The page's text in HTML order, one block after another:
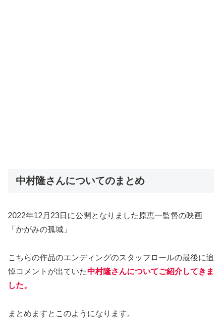
中村隆さんについてのまとめ
2022年12月23日に公開となりました原恵一監督の映画
「かがみの孤城」
こちらの作品のエンディングのスタッフロールの最後に追
悼コメントが出ていた中村隆さんについてご紹介してきま
した。
まとめますとこのようになります。